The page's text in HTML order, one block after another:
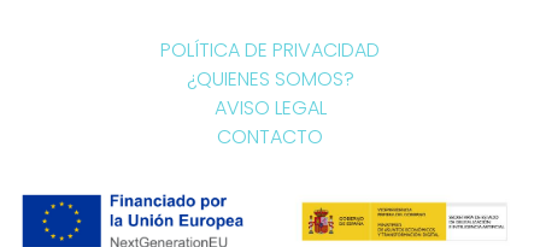
POLÍTICA DE PRIVACIDAD
¿QUIENES SOMOS?
AVISO LEGAL
CONTACTO